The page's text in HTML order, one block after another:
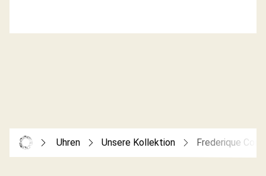
Uhren Unsere Kollektion Frederique